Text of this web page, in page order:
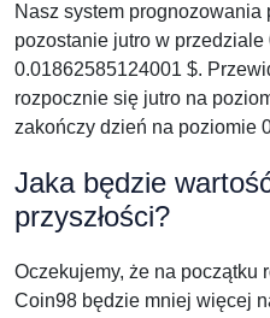
Nasz system
pozostanie jutro w
0.01862585124001 $.
rozpocznie się jutro na
zakończy dzień na poziomie
Jaka będzie
przyszłości?
Oczekujemy, że na początku
Coin98 będzie mniej więcej